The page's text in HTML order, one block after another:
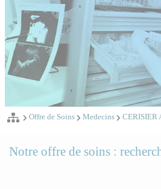
Offre de Soins Medecins CERISIER
Notre offre de soins :